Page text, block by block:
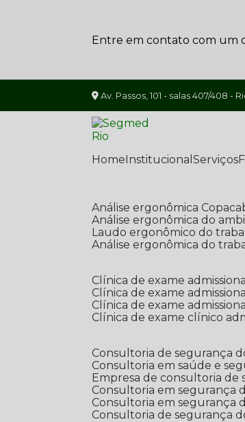
Entre em contato com um
Av. Passos, 101 - salas 407/408 -
Home Institucional Serviços
Análise ergonômica
Análise ergonômica do
Laudo ergonômico do
Análise ergonômica do
Clínica de exame
Clínica de exame
Clínica de exame
Clínica de exame clínico
Consultoria de segurança
Consultoria em saúde e
Empresa de consultoria
Consultoria em segurança
Consultoria em
Consultoria de segurança